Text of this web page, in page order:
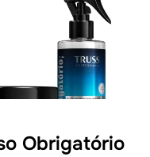
Obrigatório